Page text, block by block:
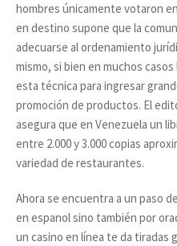
hombres únicamente votaron
en destino supone que la
adecuarse al ordenamiento
mismo, si bien en muchos
esta técnica para ingresar
promoción de productos. El
asegura que en Venezuela un
entre 2.000 y 3.000 copias
variedad de restaurantes.
Ahora se encuentra a un paso
en espanol sino también por
un casino en línea te da tiradas